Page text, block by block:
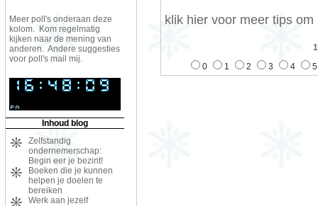
Meer poll's onderaan deze
kolom. Kom regelmatig
kijken naar de mening van
anderen. Andere suggesties
voor poll's mail mij.
Inhoud blog
Zelfstandig
ondernemerschap:
Begin eer je bezint!
Boeken die je kunnen
helpen je doelen te
bereiken
Werk aan jezelf
klik hier voor meer tips
0
1 2 3 4